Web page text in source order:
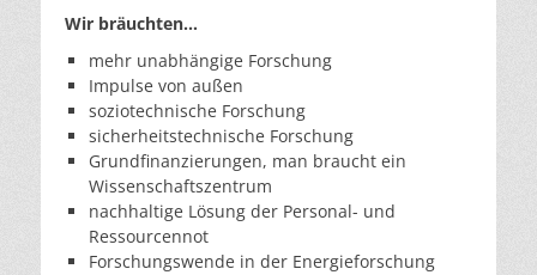
Wir bräuchten…
mehr unabhängige Forschung
Impulse von außen
soziotechnische Forschung
sicherheitstechnische Forschung
Grundfinanzierungen, man braucht ein
Wissenschaftszentrum
nachhaltige Lösung der Personal- und
Ressourcennot
Forschungswende in der Energieforschung